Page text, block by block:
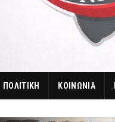
ΠΟΛΙΤΙΚΗ ΚΟΙΝΩΝΙΑ